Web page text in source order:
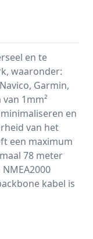
en te
waaronder:
Garmin,
1mm²
en
van het
een maximum
78 meter
kabel is